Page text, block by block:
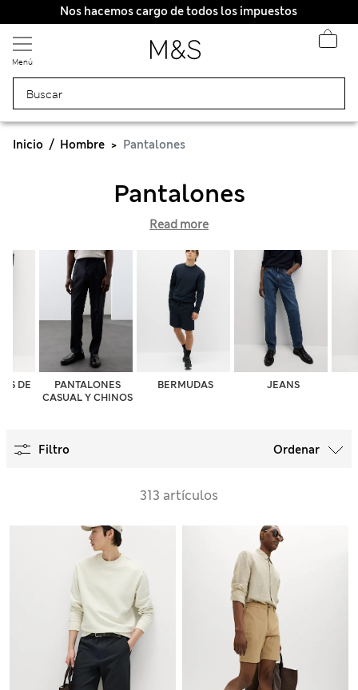
Nos hacemos cargo de todos los impuestos
Menú
Inicio Hombre Pantalones
Pantalones
Read more
DE
PANTALONES
CASUAL Y CHINOS
BERMUDAS JEANS
Filtro Ordenar
313 artículos